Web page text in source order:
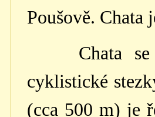
Poušově. Chata
Chata
cyklistické
(cca 500 m) je